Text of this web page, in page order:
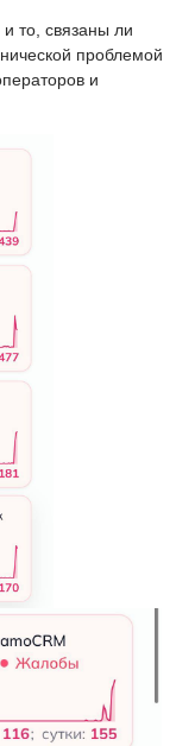
то, связаны ли
проблемой
и